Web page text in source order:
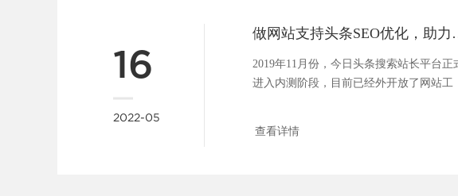
16
2022-05
做网站支持头
2019年11月份，今日头条搜索站长平台正
进入内测阶段，目前已经外开放了网站工
查看详情